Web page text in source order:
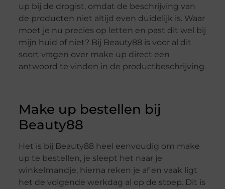
up bij de drogist, omdat de beschrijving van
de producten niet altijd even duidelijk is. Waar
moet je nu precies op letten en past dit wel bij
mijn huid of niet? Bij Beauty88 is voor al dit
soort vragen over make up direct een
antwoord te vinden in de productbeschrijving.
Make up bestellen bij
Beauty88
Het is bij Beauty88 heel eenvoudig om make
up te bestellen, je sleept het naar je
winkelmandje, hierna reken je af en vaak ligt
het de volgende werkdag al op de stoep. Dit is